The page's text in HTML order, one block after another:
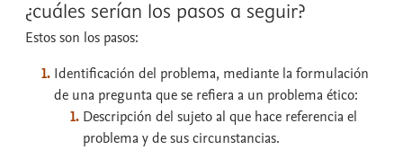
¿cuáles serían los pasos a seguir?
Estos son los pasos:
Identificación del problema, mediante la formulación
de una pregunta que se refiera a un problema ético:
Descripción del sujeto al que hace referencia el
problema y de sus circunstancias.